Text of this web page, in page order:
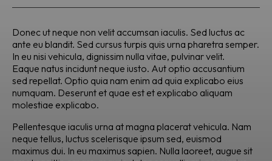
Donec ut neque non velit accumsan iaculis. Sed luctus ac
ante eu blandit. Sed cursus turpis quis urna pharetra semper.
In eu nisi vehicula, dignissim nulla vitae, pulvinar velit.
Eaque natus incidunt neque iusto. Aut optio accusantium
sed repellat. Optio quia nam enim ad quia explicabo eius
numquam. Deserunt et quae est et explicabo aliquam
molestiae explicabo.
Pellentesque iaculis urna at magna placerat vehicula. Nam
neque tellus, luctus scelerisque ipsum sed, euismod
maximus dui. In eu maximus sapien. Nulla laoreet, augue sit